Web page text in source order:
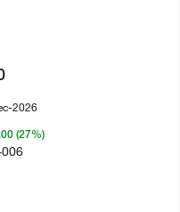
2026
(27%)